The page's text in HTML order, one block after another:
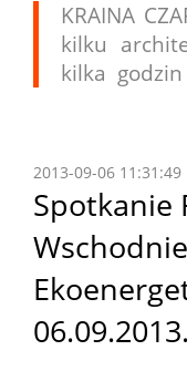
KRAINA
kilku
kilka godzin
2013-09-06 11:31:49
Spotkanie
06.09.2013.